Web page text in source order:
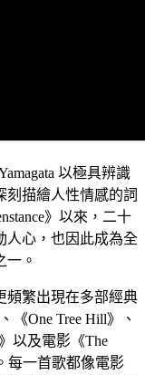
以極具辨識
刻描繪人性情感的詞
》以來，二十
人心，也因此成為全
一。
頻繁出現在多部經典
《One Tree Hill》、
以及電影《The
每一首歌都像電影